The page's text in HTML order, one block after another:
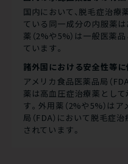
国内において、脱毛症治療
ている同一成分の内服薬は
薬（2%や5%）は一般医薬
ています。
諸外国における安全性等
アメリカ食品医薬品局（
薬は高血圧症治療薬として
す。外用薬（2%や5%）は
局（FDA）において脱毛症
されています。